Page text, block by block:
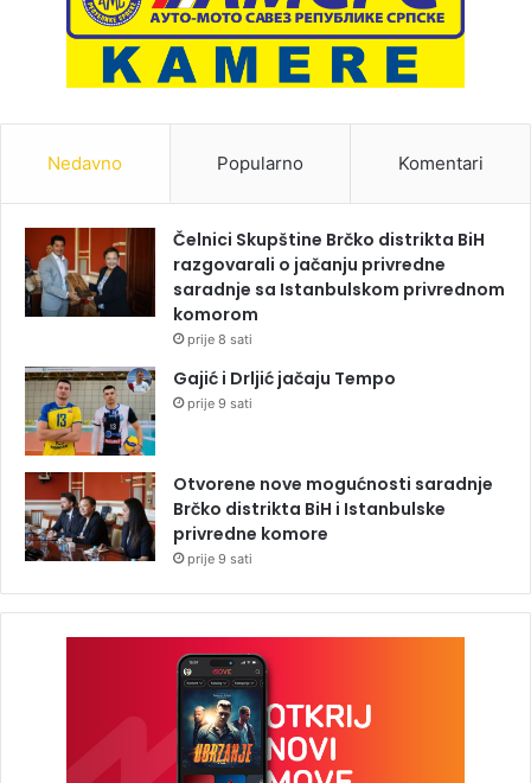
Nedavno Popularno Komentari
Čelnici Skupštine Brčko distrikta BiH
razgovarali o jačanju privredne
saradnje sa Istanbulskom privrednom
komorom
prije 8 sati
Gajić i Drljić jačaju Tempo
prije 9 sati
Otvorene nove mogućnosti saradnje
Brčko distrikta BiH i Istanbulske
privredne komore
prije 9 sati